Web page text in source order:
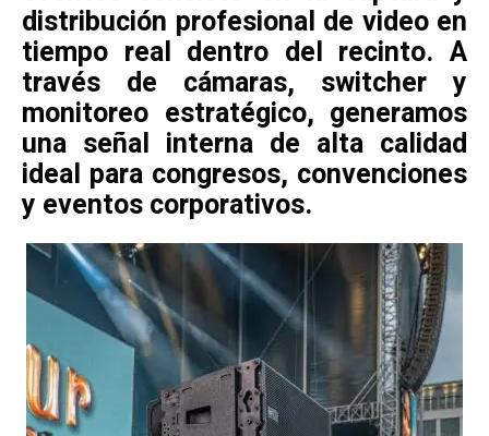
distribución profesional de video en
tiempo real dentro del recinto. A
través de cámaras, switcher y
monitoreo estratégico, generamos
una señal interna de alta calidad
ideal para congresos, convenciones
y eventos corporativos.